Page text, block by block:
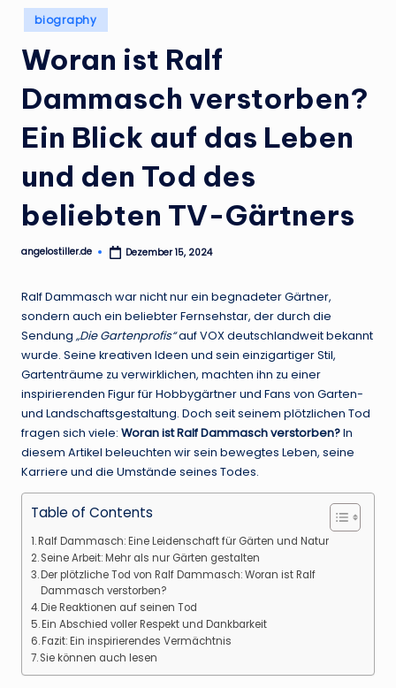
.
d
e
Posted
in
biography
Woran ist Ralf
Dammasch verstorben?
Ein Blick auf das Leben
und den Tod des
beliebten TV-Gärtners
Posted
angelostiller.de Dezember 15, 2024
Ralf Dammasch war nicht nur ein begnadeter Gärtner,
sondern auch ein beliebter Fernsehstar, der durch die
Sendung „Die Gartenprofis“auf VOX deutschlandweit bekannt
wurde. Seine kreativen Ideen und sein einzigartiger Stil,
Gartenträume zu verwirklichen, machten ihn zu einer
inspirierenden Figur für Hobbygärtner und Fans von Garten-
und Landschaftsgestaltung. Doch seit seinem plötzlichen Tod
fragen sich viele: Woran ist Ralf Dammasch verstorben?In
diesem Artikel beleuchten wir sein bewegtes Leben, seine
Karriere und die Umstände seines Todes.
Table of Contents
Ralf Dammasch: Eine Leidenschaft für Gärten und Natur
Seine Arbeit: Mehr als nur Gärten gestalten
Der plötzliche Tod von Ralf Dammasch: Woran ist Ralf
Dammasch verstorben?
Die Reaktionen auf seinen Tod
Ein Abschied voller Respekt und Dankbarkeit
Fazit: Ein inspirierendes Vermächtnis
Sie können auch lesen